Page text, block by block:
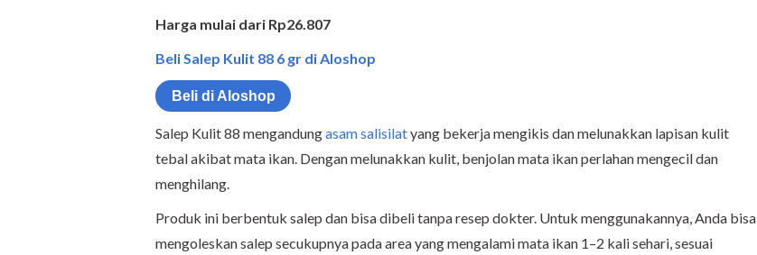
Harga mulai dari Rp26.807
Beli Salep Kulit 88 6 gr di Aloshop
Beli di Aloshop
Salep Kulit 88 mengandungasam salisilatyang bekerja mengikis dan melunakkan lapisan kulit
tebal akibat mata ikan. Dengan melunakkan kulit, benjolan mata ikan perlahan mengecil dan
menghilang.
Produk ini berbentuk salep dan bisa dibeli tanpa resep dokter. Untuk menggunakannya, Anda bisa
mengoleskan salep secukupnya pada area yang mengalami mata ikan 1–2 kali sehari, sesuai